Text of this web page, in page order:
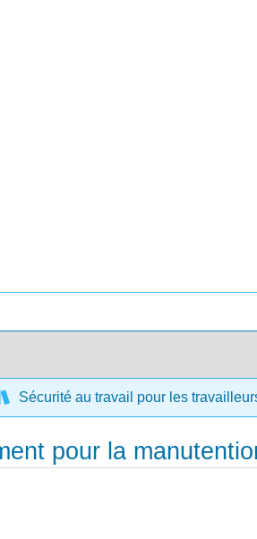
Sécurité au travail pour les
pour la